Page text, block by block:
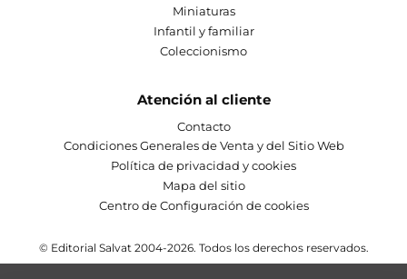
Miniaturas
Infantil y familiar
Coleccionismo
Atención al cliente
Contacto
Condiciones Generales de Venta y del Sitio Web
Política de privacidad y cookies
Mapa del sitio
Centro de Configuración de cookies
© Editorial Salvat 2004-2026. Todos los derechos reservados.